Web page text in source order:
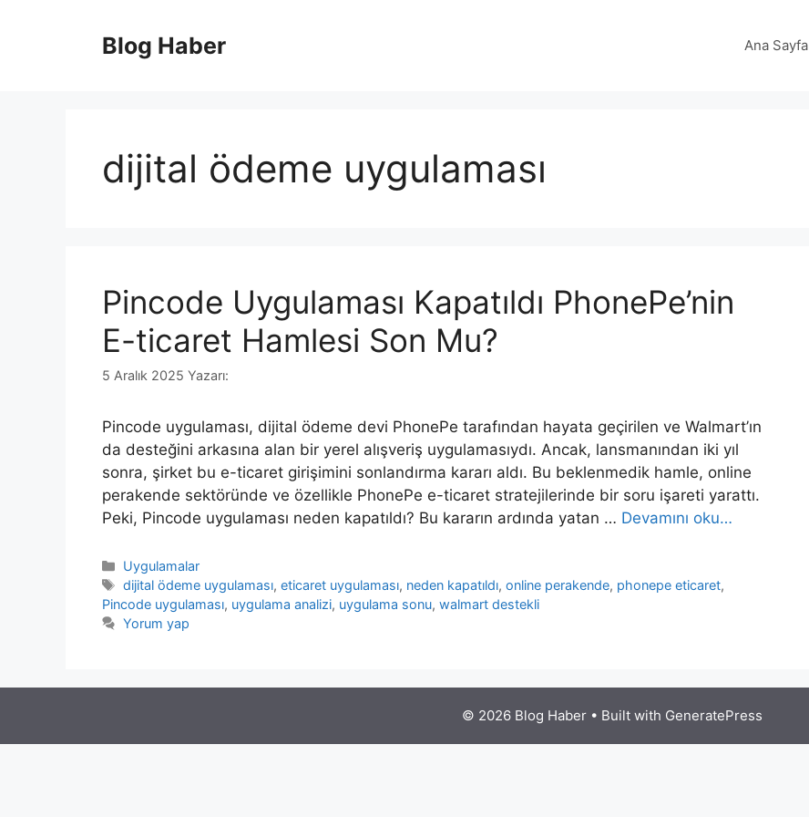
Blog Haber Ana Sayfa
dijital ödeme uygulaması
Pincode Uygulaması Kapatıldı PhonePe’nin
E-ticaret Hamlesi Son Mu?
5 Aralık 2025 Yazarı:
Pincode uygulaması, dijital ödeme devi PhonePe tarafından hayata geçirilen ve Walmart’ın
da desteğini arkasına alan bir yerel alışveriş uygulamasıydı. Ancak, lansmanından iki yıl
sonra, şirket bu e-ticaret girişimini sonlandırma kararı aldı. Bu beklenmedik hamle, online
perakende sektöründe ve özellikle PhonePe e-ticaret stratejilerinde bir soru işareti yarattı.
Peki, Pincode uygulaması neden kapatıldı? Bu kararın ardında yatan … Devamını oku…
Kategoriler
Uygulamalar
Etiketler
dijital ödeme uygulaması,eticaret uygulaması, neden kapatıldı,online perakende, phonepe eticaret,
Pincode uygulaması, uygulama analizi, uygulama sonu, walmart destekli
Yorum yap
© 2026 Blog Haber • Built with GeneratePress